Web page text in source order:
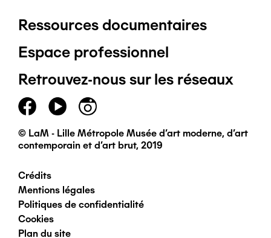
Pied
de
page
principal
Ressources documentaires
Espace professionnel
Retrouvez-nous sur les réseaux
© LaM - Lille Métropole Musée d'art moderne, d'art
contemporain et d'art brut, 2019
Pied
de
Crédits
Mentions légales
Politiques de confidentialité
Cookies
Plan du site